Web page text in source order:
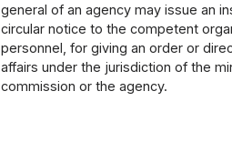
general of an agency may issue an
circular notice to the competent
personnel, for giving an order or
affairs under the jurisdiction of the
commission or the agency.